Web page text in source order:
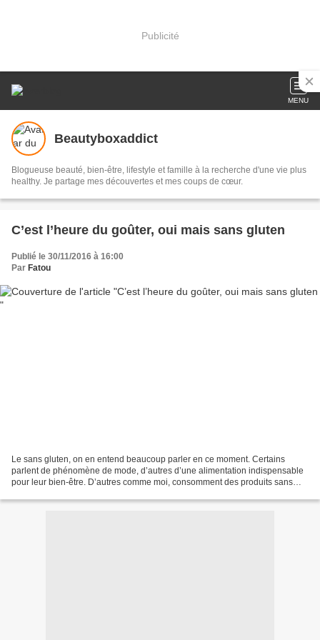
Publicité
MENU
Beautyboxaddict
Blogueuse beauté, bien-être, lifestyle et famille à la recherche d'une vie plus
healthy. Je partage mes découvertes et mes coups de cœur.
C’est l’heure du goûter, oui mais sans gluten
Publié le 30/11/2016 à 16:00
Par Fatou
Le sans gluten, on en entend beaucoup parler en ce moment. Certains
parlent de phénomène de mode, d’autres d’une alimentation indispensable
pour leur bien-être. D’autres comme moi, consomment des produits sans